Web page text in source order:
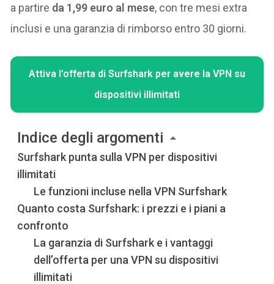
a partire da 1,99 euro al mese, con tre mesi extra
inclusi e una garanzia di rimborso entro 30 giorni.
Attiva l’offerta di Surfshark per avere la VPN su
dispositivi illimitati
Indice degli argomenti
Surfshark punta sulla VPN per dispositivi
illimitati
Le funzioni incluse nella VPN Surfshark
Quanto costa Surfshark: i prezzi e i piani a
confronto
La garanzia di Surfshark e i vantaggi
dell’offerta per una VPN su dispositivi
illimitati